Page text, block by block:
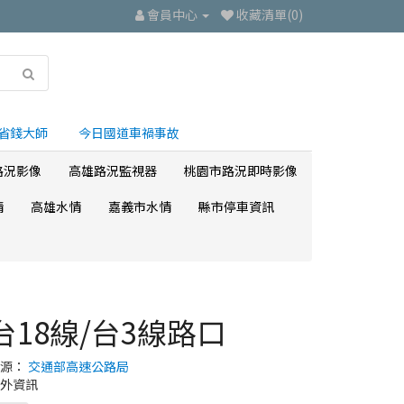
會員中心 收藏清單(0)
錢大師 今日國道車禍事故
影像 高雄路況監視器
桃園市路況即時影像
高雄水情 嘉義市水情 縣市停車資訊
18線/台3線路口
： 交通部高速公路局
資訊